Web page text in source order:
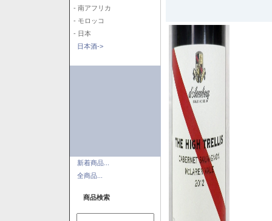
- 南アフリカ
- モロッコ
- 日本
日本酒->
新着商品...
全商品...
商品検索